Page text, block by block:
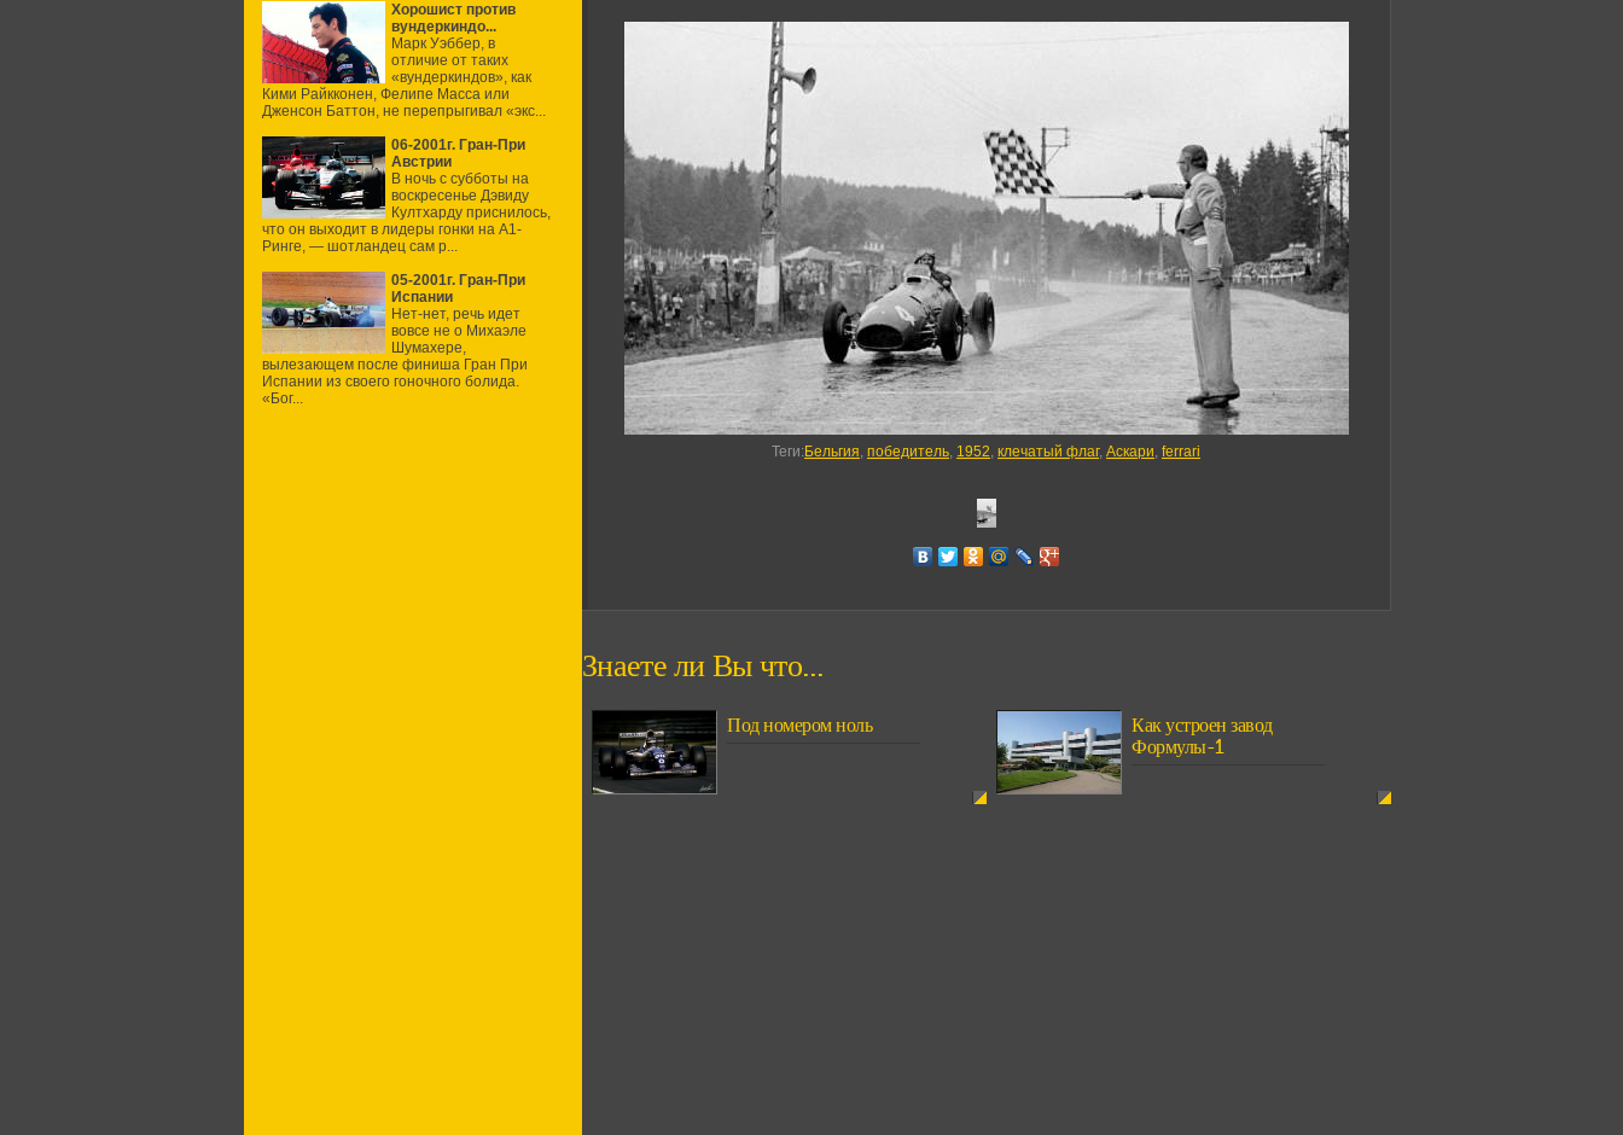
Хорошист против
вундеркиндо...
Марк Уэббер, в
отличие от таких
«вундеркиндов», как
Кими Райкконен, Фелипе Масса или
Дженсон Баттон, не перепрыгивал «экс...
06-2001г. Гран-При
Австрии
В ночь с субботы на
воскресенье Дэвиду
Култхарду приснилось,
что он выходит в лидеры гонки на А1-
Ринге, — шотландец сам р...
05-2001г. Гран-При
Испании
Нет-нет, речь идет
вовсе не о Михаэле
Шумахере,
вылезающем после финиша Гран При
Испании из своего гоночного болида.
«Бог...
Теги: Бельгия, победитель, 1952, клечатый флаг, Аскари, ferrari
Знаете ли Вы что...
Под номером ноль
Как устроен завод
Формулы-1